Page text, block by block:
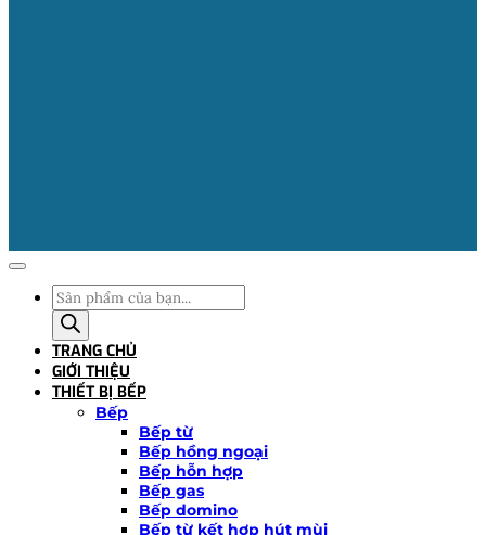
Tìm
kiếm
sản
phẩm
TRANG CHỦ
GIỚI THIỆU
THIẾT BỊ BẾP
Bếp
Bếp từ
Bếp hồng ngoại
Bếp hỗn hợp
Bếp gas
Bếp domino
Bếp từ kết hợp hút mùi